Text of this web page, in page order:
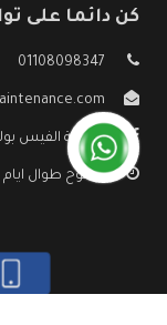
كن دائما على
01108098347
صفحة الفيس
مفتوح طوال ايام